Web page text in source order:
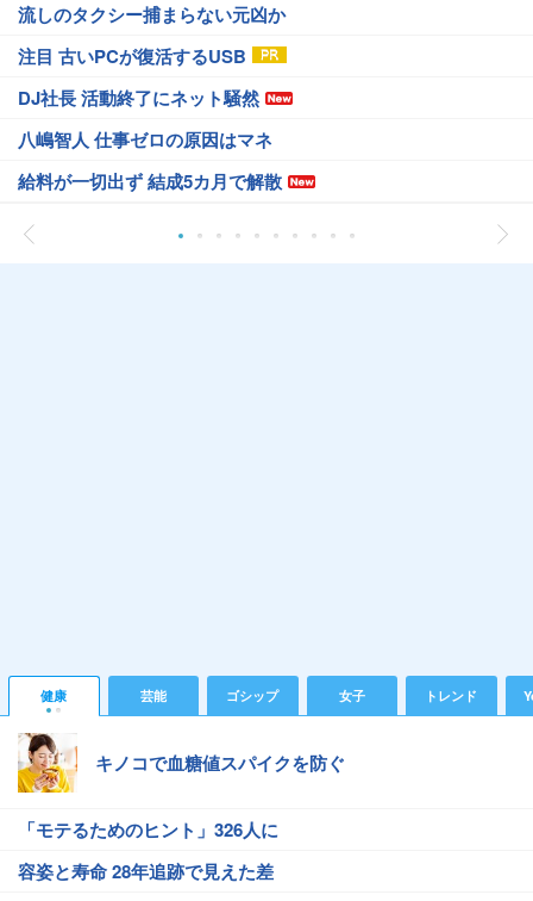
流しのタクシー捕まらない元凶か
注目 古いPCが復活するUSB
DJ社長 活動終了にネット騒然
八嶋智人 仕事ゼロの原因はマネ
給料が一切出ず 結成5カ月で解散
健康 芸能 ゴシップ 女子 トレンド
キノコで血糖値スパイクを防ぐ
「モテるためのヒント」326人に
容姿と寿命 28年追跡で見えた差